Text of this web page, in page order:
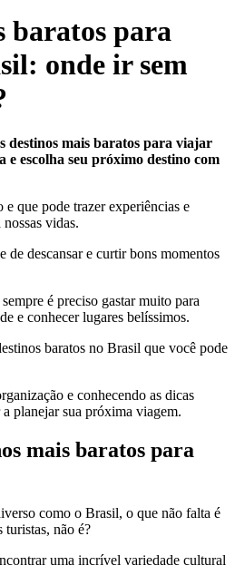
baratos para
onde ir sem
destinos mais baratos para viajar
e escolha seu próximo destino com
que pode trazer experiências e
vidas.
de descansar e curtir bons momentos
é preciso gastar muito para
e conhecer lugares belíssimos.
baratos no Brasil que você pode
e conhecendo as dicas
planejar sua próxima viagem.
mais baratos para
como o Brasil, o que não falta é
turistas, não é?
uma incrível variedade cultural